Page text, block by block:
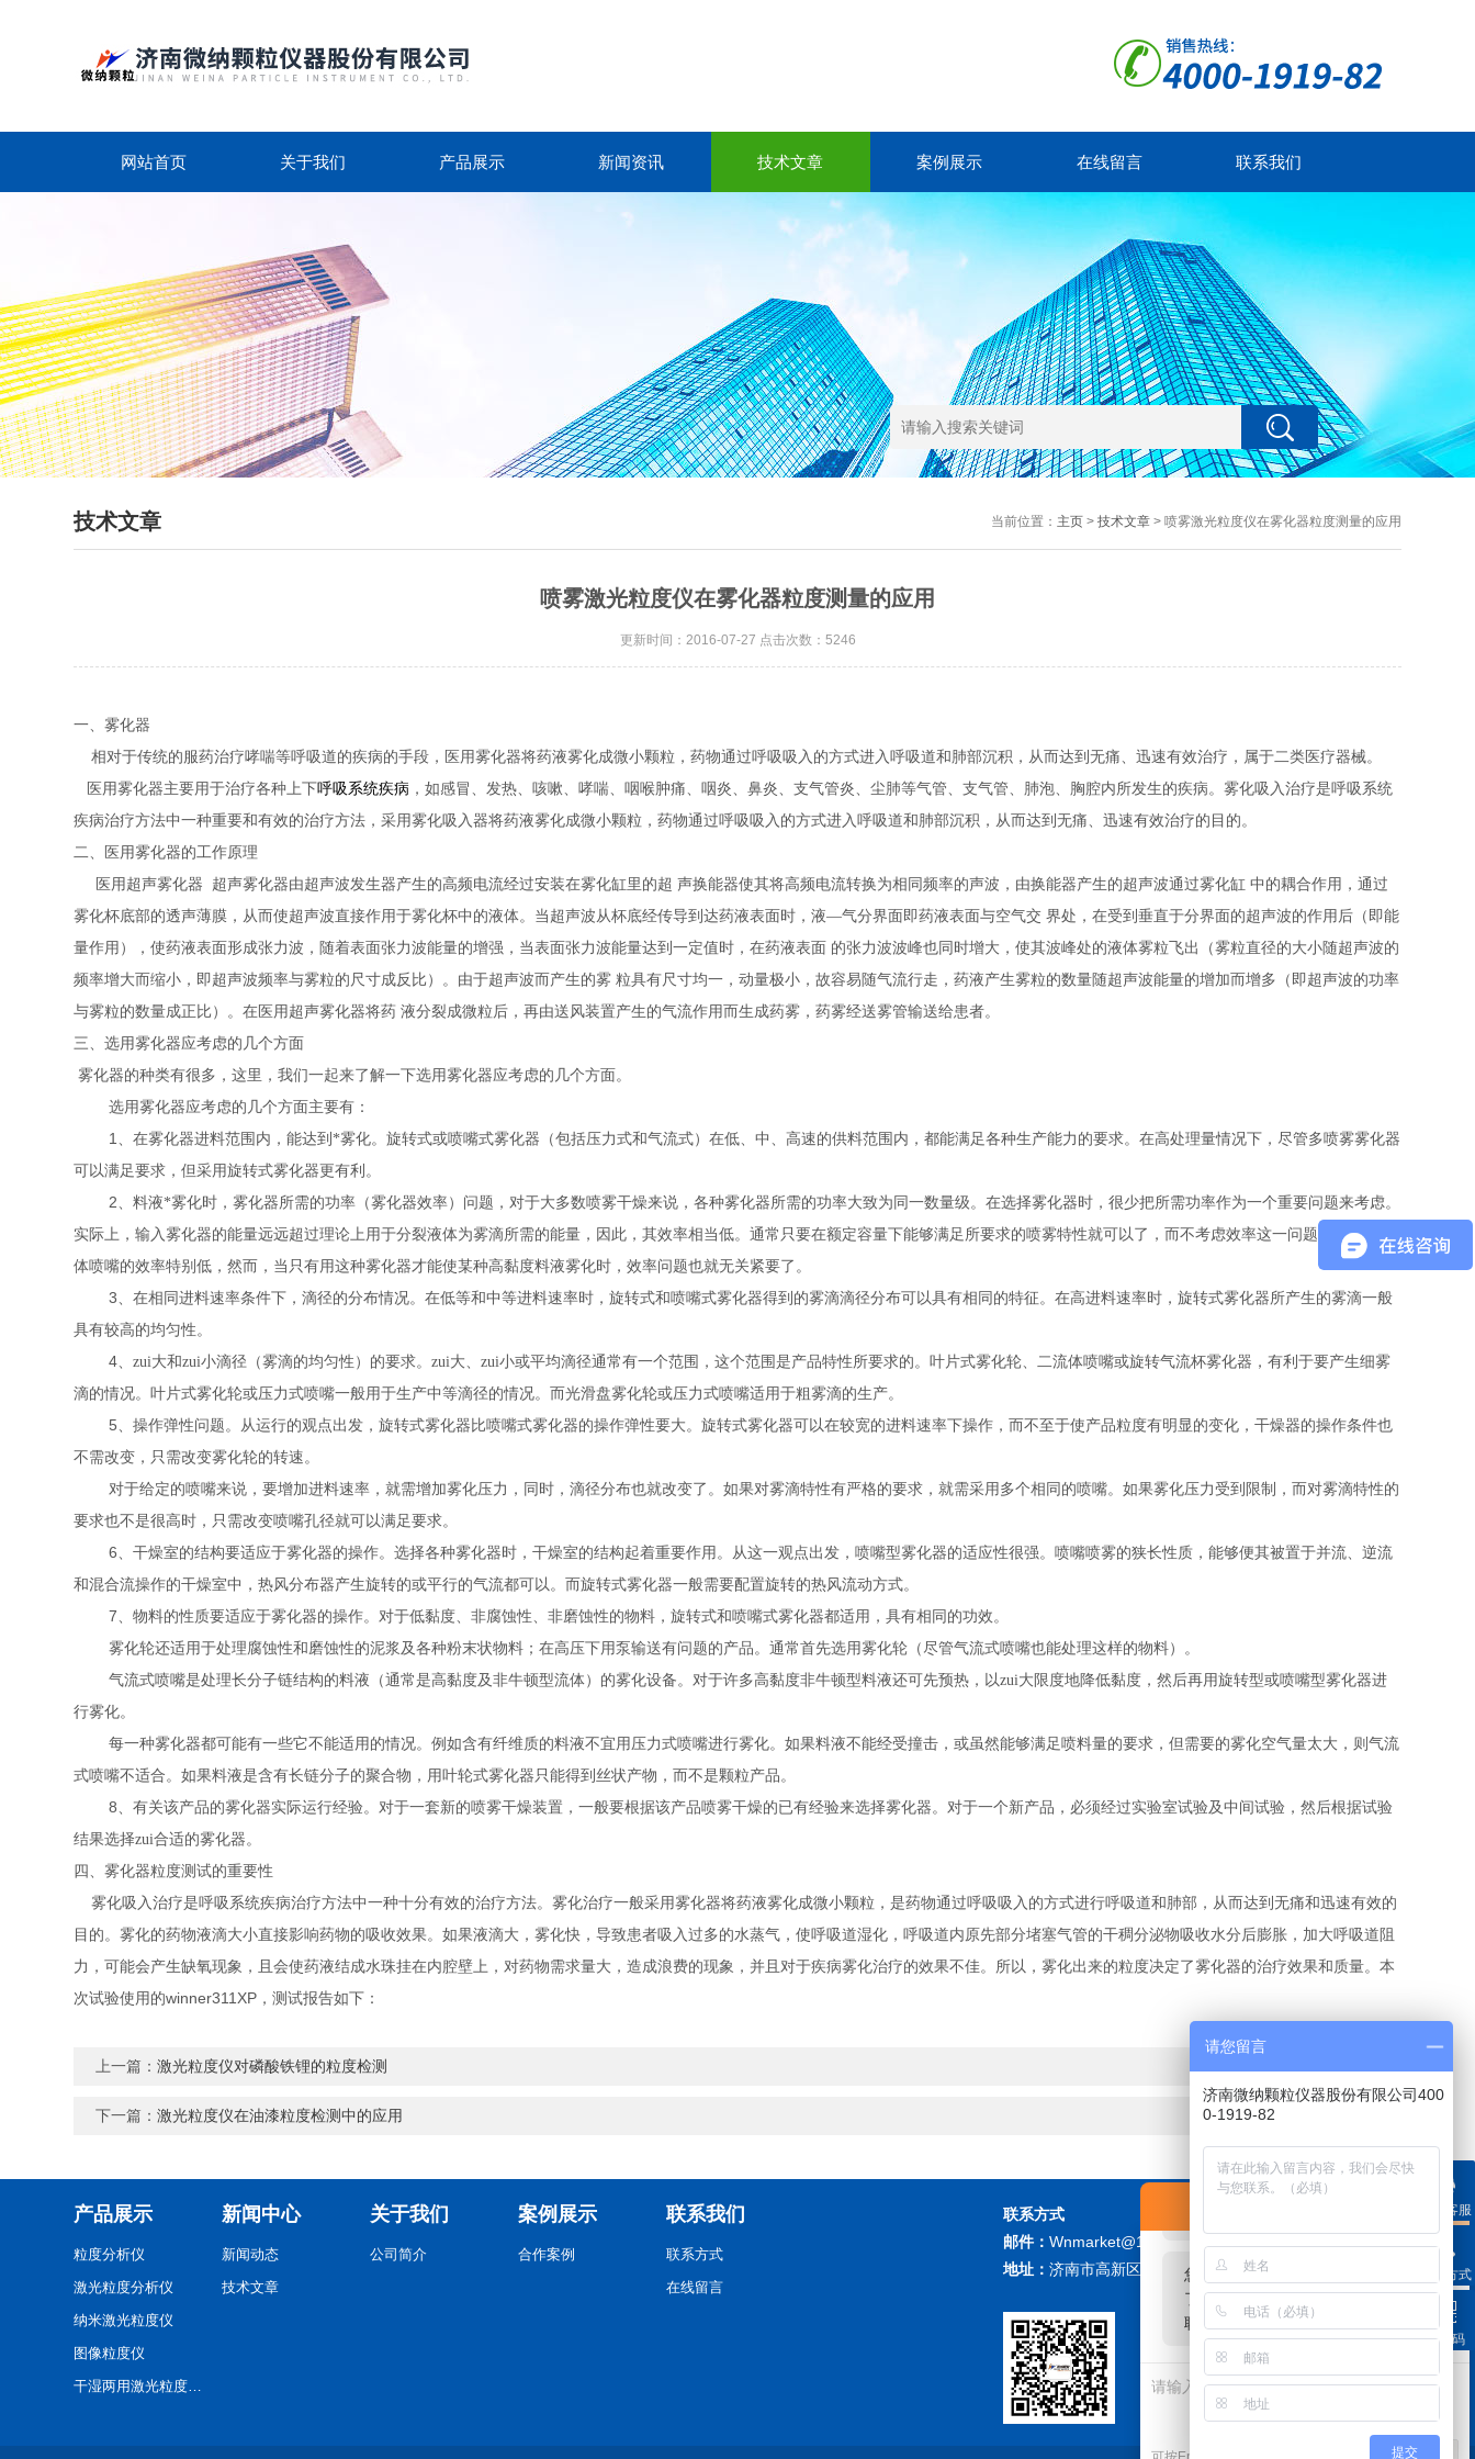
您好！欢迎前来咨询，很高兴为您
您好，看您停留很久了，是否找到
了需求产品，您可以直接在线与我
联系！
发起咨询
网站首页 关于我们 产品展示 新闻资讯 技术文章 案例展示 在线留言 联系我们
技术文章 当前位置： 主页> 技术文章> 喷雾激光粒度仪在雾化器粒度测量的应用
喷雾激光粒度仪在雾化器粒度测量的应用
更新时间：2016-07-27 点击次数：5246
一、雾化器
相对于传统的服药治疗哮喘等呼吸道的疾病的手段，医用雾化器将药液雾化成微小颗粒，药物通过呼吸吸入的方式进入呼吸道和肺部沉积，从而达到无痛、迅速有效治疗，属于二类医疗器械。
医用雾化器主要用于治疗各种上下呼吸系统疾病 ，如感冒、发热、咳嗽、哮喘、咽喉肿痛、咽炎、鼻炎、支气管炎、尘肺等气管、支气管、肺泡、胸腔内所发生的疾病。雾化吸入治疗是呼吸系统
疾病治疗方法中一种重要和有效的治疗方法，采用雾化吸入器将药液雾化成微小颗粒，药物通过呼吸吸入的方式进入呼吸道和肺部沉积，从而达到无痛、迅速有效治疗的目的。
二、医用雾化器的工作原理
医用超声雾化器
超声雾化器由超声波发生器产生的高频电流经过安装在雾化缸里的超 声换能器使其将高频电流转换为相同频率的声波，由换能器产生的超声波通过雾化缸 中的耦合作用，通过
雾化杯底部的透声薄膜，从而使超声波直接作用于雾化杯中的液体。当超声波从杯底经传导到达药液表面时，液—气分界面即药液表面与空气交 界处，在受到垂直于分界面的超声波的作用后（即能
量作用），使药液表面形成张力波，随着表面张力波能量的增强，当表面张力波能量达到一定值时，在药液表面 的张力波波峰也同时增大，使其波峰处的液体雾粒飞出（雾粒直径的大小随超声波的
频率增大而缩小，即超声波频率与雾粒的尺寸成反比）。由于超声波而产生的雾 粒具有尺寸均一，动量极小，故容易随气流行走，药液产生雾粒的数量随超声波能量的增加而增多（即超声波的功率
与雾粒的数量成正比）。在医用超声雾化器将药 液分裂成微粒后，再由送风装置产生的气流作用而生成药雾，药雾经送雾管输送给患者。
三、选用雾化器应考虑的几个方面
雾化器的种类有很多，这里，我们一起来了解一下选用雾化器应考虑的几个方面。
选用雾化器应考虑的几个方面主要有：
1 、在雾化器进料范围内，能达到*雾化。旋转式或喷嘴式雾化器（包括压力式和气流式）在低、中、高速的供料范围内，都能满足各种生产能力的要求。在高处理量情况下，尽管多喷雾雾化器
可以满足要求，但采用旋转式雾化器更有利。
2、料液*雾化时，雾化器所需的功率（雾化器效率）问题，对于大多数喷雾干燥来说，各种雾化器所需的功率大致为同一数量级。在选择雾化器时，很少把所需功率作为一个重要问题来考虑。
实际上，输入雾化器的能量远远超过理论上用于分裂液体为雾滴所需的能量，因此，其效率相当低。通常只要在额定容量下能够满足所要求的喷雾特性就可以了，而不考虑效率这一问题。例 如三流
体喷嘴的效率特别低，然而，当只有用这种雾化器才能使某种高黏度料液雾化时，效率问题也就无关紧要了。
3、在相同进料速率条件下，滴径的分布情况。在低等和中等进料速率时，旋转式和喷嘴式雾化器得到的雾滴滴径分布可以具有相同的特征。在高进料速率时，旋转式雾化器所产生的雾滴一般
具有较高的均匀性。
4、zui大和zui小滴径（雾滴的均匀性）的要求。zui大、zui小或平均滴径通常有一个范围，这个范围是产品特性所要求的。叶片式雾化轮、二流体喷嘴或旋转气流杯雾化器，有利于要产生细雾
滴的情况。叶片式雾化轮或压力式喷嘴一般用于生产中等滴径的情况。而光滑盘雾化轮或压力式喷嘴适用于粗雾滴的生产。
5、操作弹性问题。从运行的观点出发，旋转式雾化器比喷嘴式雾化器的操作弹性要大。旋转式雾化器可以在较宽的进料速率下操作，而不至于使产品粒度有明显的变化，干燥器的操作条件也
不需改变，只需改变雾化轮的转速。
对于给定的喷嘴来说，要增加进料速率，就需增加雾化压力，同时，滴径分布也就改变了。如果对雾滴特性有严格的要求，就需采用多个相同的喷嘴。如果雾化压力受到限制，而对雾滴特性的
要求也不是很高时，只需改变喷嘴孔径就可以满足要求。
6、干燥室的结构要适应于雾化器的操作。选择各种雾化器时，干燥室的结构起着重要作用。从这一观点出发，喷嘴型雾化器的适应性很强。喷嘴喷雾的狭长性质，能够便其被置于并流、逆流
和混合流操作的干燥室中，热风分布器产生旋转的或平行的气流都可以。而旋转式雾化器一般需要配置旋转的热风流动方式。
7、物料的性质要适应于雾化器的操作。对于低黏度、非腐蚀性、非磨蚀性的物料，旋转式和喷嘴式雾化器都适用，具有相同的功效。
雾化轮还适用于处理腐蚀性和磨蚀性的泥浆及各种粉末状物料；在高压下用泵输送有问题的产品。通常首先选用雾化轮（尽管气流式喷嘴也能处理这样的物料）。
气流式喷嘴是处理长分子链结构的料液（通常是高黏度及非牛顿型流体）的雾化设备。对于许多高黏度非牛顿型料液还可先预热，以zui大限度地降低黏度，然后再用旋转型或喷嘴型雾化器进
行雾化。
每一种雾化器都可能有一些它不能适用的情况。例如含有纤维质的料液不宜用压力式喷嘴进行雾化。如果料液不能经受撞击，或虽然能够满足喷料量的要求，但需要的雾化空气量太大，则气流
式喷嘴不适合。如果料液是含有长链分子的聚合物，用叶轮式雾化器只能得到丝状产物，而不是颗粒产品。
8、有关该产品的雾化器实际运行经验。对于一套新的喷雾干燥装置，一般要根据该产品喷雾干燥的已有经验来选择雾化器。对于一个新产品，必须经过实验室试验及中间试验，然后根据试验
结果选择zui合适的雾化器。
四、雾化器粒度测试的重要性
雾化吸入治疗是呼吸系统疾病治疗方法中一种十分有效的治疗方法。雾化治疗一般采用雾化器将药液雾化成微小颗粒，是药物通过呼吸吸入的方式进行呼吸道和肺部，从而达到无痛和迅速有效的
目的。雾化的药物液滴大小直接影响药物的吸收效果。如果液滴大，雾化快，导致患者吸入过多的水蒸气，使呼吸道湿化，呼吸道内原先部分堵塞气管的干稠分泌物吸收水分后膨胀，加大呼吸道阻
力，可能会产生缺氧现象，且会使药液结成水珠挂在内腔壁上，对药物需求量大，造成浪费的现象，并且对于疾病雾化治疗的效果不佳。所以，雾化出来的粒度决定了雾化器的治疗效果和质量。本
次试验使用的winner311XP ，测试报告如下：
上一篇：激光粒度仪对磷酸铁锂的粒度检测
下一篇：激光粒度仪在油漆粒度检测中的应用
产品展示
粒度分析仪
激光粒度分析仪
纳米激光粒度仪
图像粒度仪
干湿两用激光粒度分析仪
新闻中心
新闻动态
技术文章
关于我们
公司简介
案例展示
合作案例
联系我们
联系方式
在线留言
联系方式
邮件： Wnmarket@126.com
地址： 济南市高新区大学科技园北区F座
微信扫描关注我们
在线客服
联系方式
二维码
请您留言
济南微纳颗粒仪器股份有限公司400
0-1919-82
提交